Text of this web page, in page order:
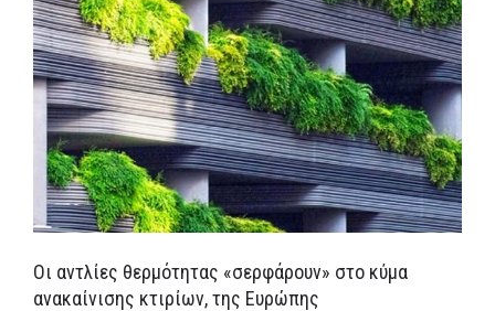
MEDIA
ΦΥΛΛΑΔΙΑ
ΕΥΚΑΙΡΙΕΣ ΕΡΓΑΣΙΑΣ
ΕΠΙΚΟΙΝΩΝΙΑ
E-SHOP
Οι αντλίες θερμότητας «σερφάρουν» στο κύμα
ανακαίνισης κτιρίων, της Ευρώπης